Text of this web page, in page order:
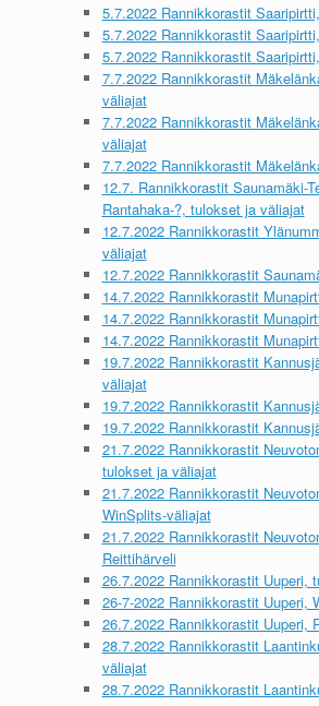
5.7.2022 Rannikkorastit
5.7.2022 Rannikkorastit
5.7.2022 Rannikkorastit
7.7.2022 Rannikkorastit
väliajat
7.7.2022 Rannikkorastit
väliajat
7.7.2022 Rannikkorastit
12.7. Rannikkorastit Saunamäki-
Rantahaka-?, tulokset ja väliajat
12.7.2022 Rannikkorastit
väliajat
12.7.2022 Rannikkorastit
14.7.2022 Rannikkorastit
14.7.2022 Rannikkorastit
14.7.2022 Rannikkorastit
19.7.2022 Rannikkorastit
väliajat
19.7.2022 Rannikkorastit
19.7.2022 Rannikkorastit
21.7.2022 Rannikkorastit
tulokset ja väliajat
21.7.2022 Rannikkorastit
WinSplits-väliajat
21.7.2022 Rannikkorastit
Reittihärveli
26.7.2022 Rannikkorastit Uuperi,
26-7-2022 Rannikkorastit Uuperi,
26.7.2022 Rannikkorastit Uuperi,
28.7.2022 Rannikkorastit
väliajat
28.7.2022 Rannikkorastit